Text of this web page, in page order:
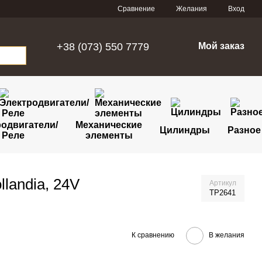
Сравнение Желания Вход
+38 (073) 550 7779 Мой заказ
Реле
Механические
элементы
Цилиндры Разное
24V Артикул
TP2641
К сравнению В желания